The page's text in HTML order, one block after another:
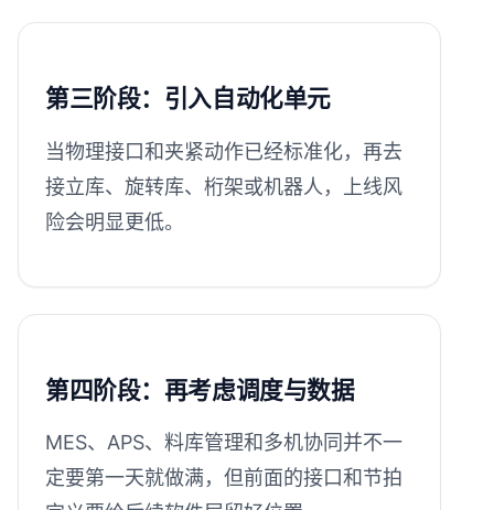
第三阶段：引入自动化单元
当物理接口和夹紧动作已经标准化，再去
接立库、旋转库、桁架或机器人，上线风
险会明显更低。
第四阶段：再考虑调度与数据
MES、APS、料库管理和多机协同并不一
定要第一天就做满，但前面的接口和节拍